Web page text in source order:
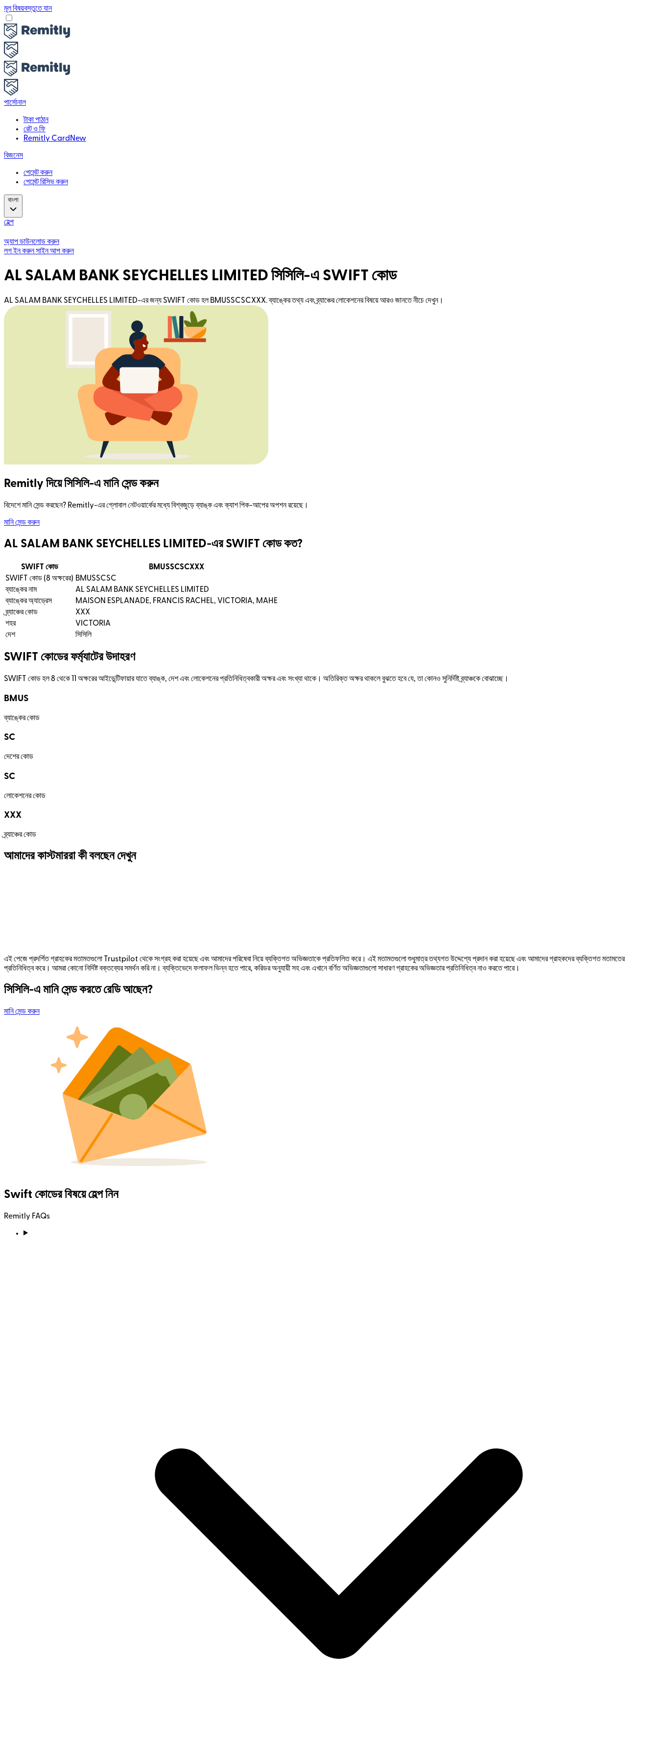
মূল বিষয়বস্তুতে যান
পার্সোনাল
টাকা পাঠান
রেট ও ফি
Remitly Card New
বিজনেস
পেমেন্ট করুন
পেমেন্ট রিসিভ করুন
বাংলা
হেল্প
অ্যাপ ডাউনলোড করুন
লগ ইন করুনসাইন আপ করুন
AL SALAM BANK SEYCHELLES LIMITED সিসিলি-এ SWIFT কোড
AL SALAM BANK SEYCHELLES LIMITED-এর জন্য SWIFT কোড হল BMUSSCSCXXX. ব্যাঙ্কের তথ্য এবং ব্র্যাঞ্চের লোকেশনের বিষয়ে আরও জানতে নীচে দেখুন।
Remitly দিয়ে সিসিলি-এ মানি সেন্ড করুন
বিদেশে মানি সেন্ড করছেন? Remitly-এর গ্লোবাল নেটওয়ার্কের মধ্যে বিশ্বজুড়ে ব্যাঙ্ক এবং ক্যাশ পিক-আপের অপশন রয়েছে।
মানি সেন্ড করুন
AL SALAM BANK SEYCHELLES LIMITED-এর SWIFT কোড কত?
SWIFT কোড
BMUSSCSCXXX
SWIFT কোড (8 অক্ষরের) BMUSSCSC
ব্যাঙ্কের নাম
AL SALAM BANK SEYCHELLES LIMITED
ব্যাঙ্কের অ্যাড্রেস
MAISON ESPLANADE, FRANCIS RACHEL, VICTORIA, MAHE
ব্র্যাঞ্চের কোড
XXX
শহর
VICTORIA
দেশ
সিসিলি
SWIFT কোডের ফর্ম্যাটের উদাহরণ
SWIFT কোড হল 8 থেকে 11 অক্ষরের আইডেন্টিফায়ার যাতে ব্যাঙ্ক, দেশ এবং লোকেশনের প্রতিনিধিত্বকারী অক্ষর এবং সংখ্যা থাকে। অতিরিক্ত অক্ষর থাকলে বুঝতে হবে যে, তা কোনও সুনির্দিষ্ট ব্র্যাঞ্চকে বোঝাচ্ছে।
BMUS
ব্যাঙ্কের কোড
SC
দেশের কোড
SC
লোকেশনের কোড
XXX
ব্র্যাঞ্চের কোড
আমাদের কাস্টমাররা কী বলছেন দেখুন
এই পেজে প্রদর্শিত গ্রাহকের মতামতগুলো Trustpilot থেকে সংগ্রহ করা হয়েছে এবং আমাদের পরিষেবা নিয়ে ব্যক্তিগত অভিজ্ঞতাকে প্রতিফলিত করে। এই মতামতগুলো শুধুমাত্র তথ্যগত উদ্দেশ্যে প্রদান করা হয়েছে এবং আমাদের গ্রাহকদের ব্যক্তিগত মতামতের
প্রতিনিধিত্ব করে। আমরা কোনো নির্দিষ্ট বক্তব্যের সমর্থন করি না। ব্যক্তিভেদে ফলাফল ভিন্ন হতে পারে, করিডর অনুযায়ী সহ এবং এখানে বর্ণিত অভিজ্ঞতাগুলো সাধারণ গ্রাহকের অভিজ্ঞতার প্রতিনিধিত্ব নাও করতে পারে।
সিসিলি-এ মানি সেন্ড করতে রেডি আছেন?
মানি সেন্ড করুন
Swift কোডের বিষয়ে হেল্প নিন
Remitly FAQs